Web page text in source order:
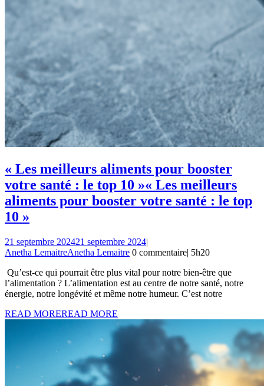
« Les meilleurs aliments pour booster
votre santé : le top 10 »« Les meilleurs
aliments pour booster votre santé : le top
10 »
21 septembre 202421 septembre 2024|
Anetha LemaitreAnetha Lemaitre 0 commentaire| 5h20
Qu’est-ce qui pourrait être plus vital pour notre bien-être que
l’alimentation ? L’alimentation est au centre de notre santé, notre
énergie, notre longévité et même notre humeur. C’est notre
READ MOREREAD MORE